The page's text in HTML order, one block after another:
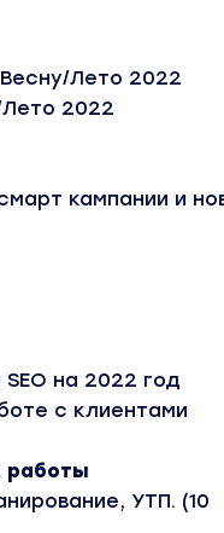
Лето 2022
2022
кампании и
на 2022 год
с клиентами
работы
УТП. (10